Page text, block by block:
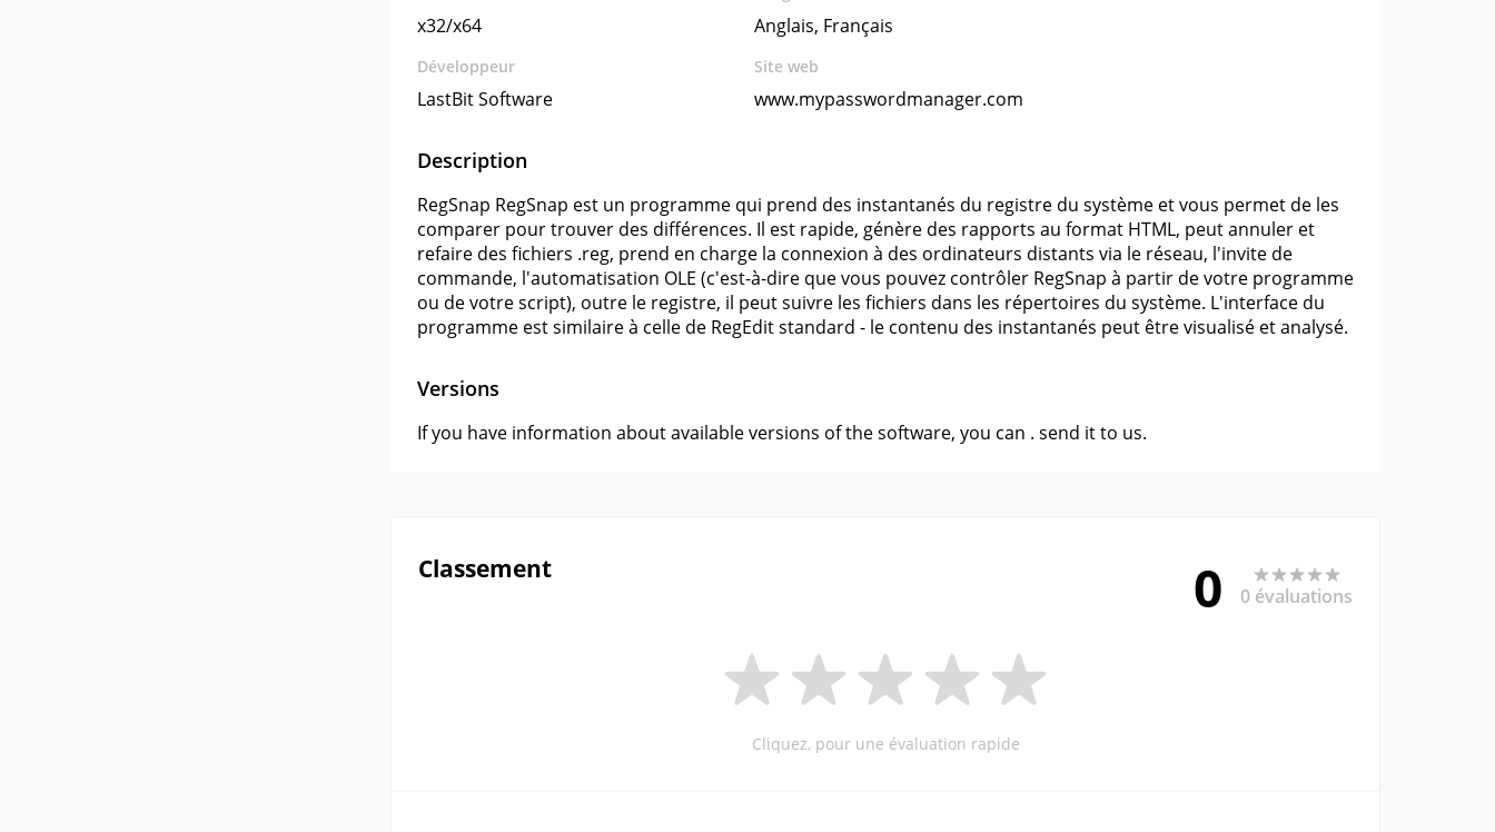
x32/x64 Anglais, Français
Développeur
LastBit Software
Site web
www.mypasswordmanager.com
Description
RegSnap RegSnap est un programme qui prend des instantanés du registre du système et vous permet de les
comparer pour trouver des différences. Il est rapide, génère des rapports au format HTML, peut annuler et
refaire des fichiers .reg, prend en charge la connexion à des ordinateurs distants via le réseau, l'invite de
commande, l'automatisation OLE (c'est-à-dire que vous pouvez contrôler RegSnap à partir de votre programme
ou de votre script), outre le registre, il peut suivre les fichiers dans les répertoires du système. L'interface du
programme est similaire à celle de RegEdit standard - le contenu des instantanés peut être visualisé et analysé.
Versions
If you have information about available versions of the software, you can . send it to us.
Classement 0 0 évaluations
Cliquez, pour une évaluation rapide